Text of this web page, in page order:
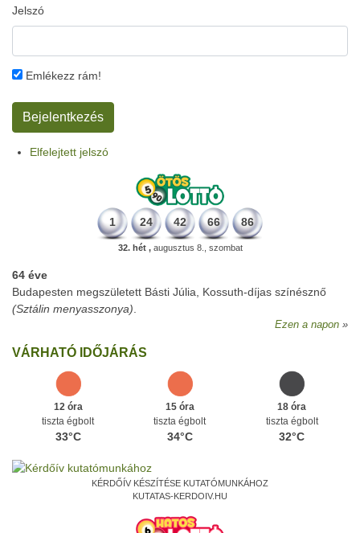
Jelszó
Emlékezz rám!
Elfelejtett jelszó
1 24 42 66 86
32. hét ,augusztus 8., szombat
64 éve
Budapesten megszületett Básti Júlia, Kossuth-díjas színésznő
(Sztálin menyasszonya)
Ezen a napon
VÁRHATÓ IDŐJÁRÁS
12 óra
tiszta égbolt
33°C
15 óra
tiszta égbolt
34°C
18 óra
tiszta égbolt
32°C
KÉRDŐÍV KÉSZÍTÉSE KUTATÓMUNKÁHOZ
KUTATAS-KERDOIV.HU